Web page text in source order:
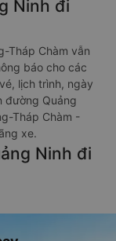
Ninh đi
Tháp Chàm vẫn
báo cho các
lịch trình, ngày
đường Quảng
Tháp Chàm -
xe.
Ninh đi